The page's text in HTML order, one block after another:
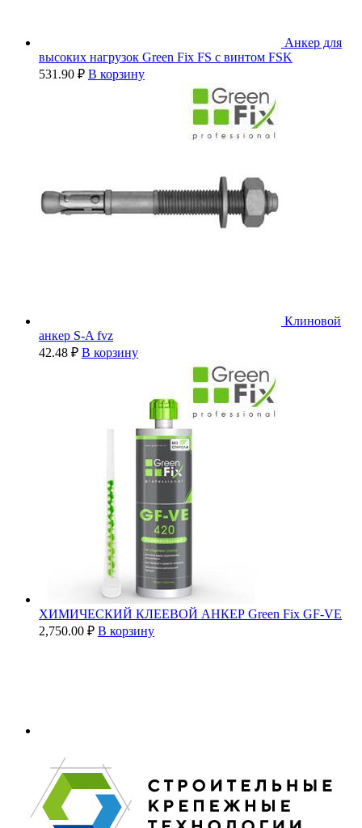
Анкер для
высоких нагрузок Green Fix FS с винтом FSK
531.90 ₽ В корзину
Клиновой
анкер S-A fvz
42.48 ₽ В корзину
ХИМИЧЕСКИЙ КЛЕЕВОЙ АНКЕР Green Fix GF-VE
2,750.00 ₽ В корзину